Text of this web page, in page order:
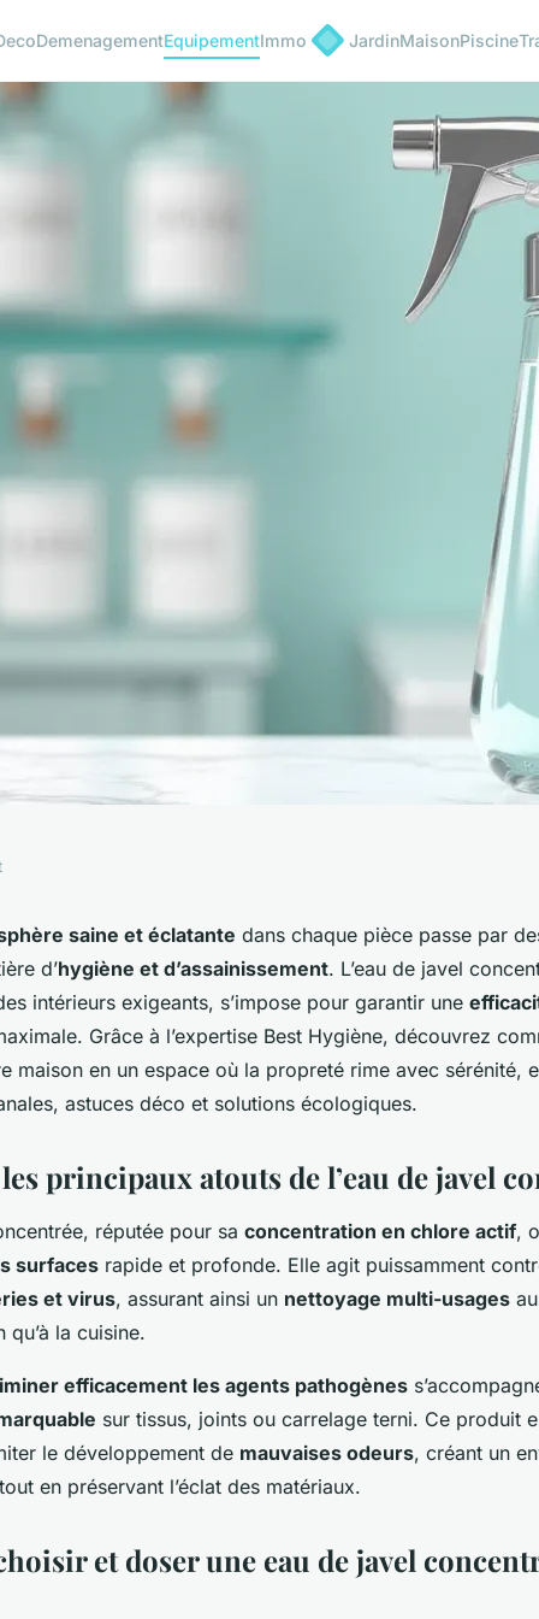
DemenagementEquipementImmo JardinMaisonPiscine
efficace avec
usages et
saine et éclatante dans chaque pièce passe par
d’hygiène et d’assainissement. L’eau de javel
intérieurs exigeants, s’impose pour garantir une
Grâce à l’expertise Best Hygiène, découvrez
maison en un espace où la propreté rime avec sérénité,
astuces déco et solutions écologiques.
principaux atouts de l’eau de javel
réputée pour sa concentration en chlore actif,
surfaces rapide et profonde. Elle agit puissamment
et virus, assurant ainsi un nettoyage multi-usages
la cuisine.
efficacement les agents pathogènes
sur tissus, joints ou carrelage terni. Ce produit
le développement de mauvaises odeurs, créant un
en préservant l’éclat des matériaux.
et doser une eau de javel